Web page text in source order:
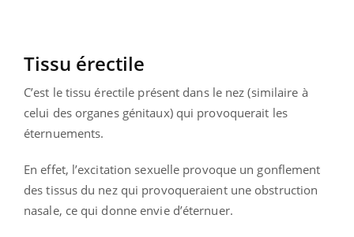
Tissu érectile
C’est le tissu érectile présent dans le nez (similaire à
celui des organes génitaux) qui provoquerait les
éternuements.
En effet, l’excitation sexuelle provoque un gonflement
des tissus du nez qui provoqueraient une obstruction
nasale, ce qui donne envie d’éternuer.